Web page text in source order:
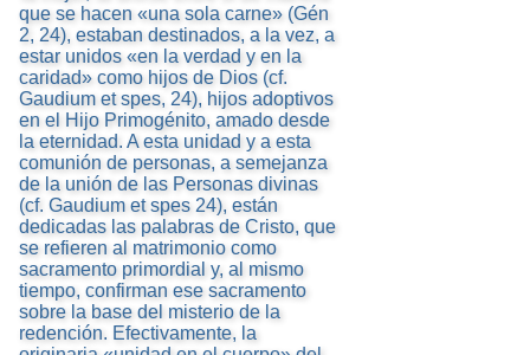
que se hacen «una sola carne» (Gén
2, 24), estaban destinados, a la vez, a
estar unidos «en la verdad y en la
caridad» como hijos de Dios (cf.
Gaudium et spes, 24), hijos adoptivos
en el Hijo Primogénito, amado desde
la eternidad. A esta unidad y a esta
comunión de personas, a semejanza
de la unión de las Personas divinas
(cf. Gaudium et spes 24), están
dedicadas las palabras de Cristo, que
se refieren al matrimonio como
sacramento primordial y, al mismo
tiempo, confirman ese sacramento
sobre la base del misterio de la
redención. Efectivamente, la